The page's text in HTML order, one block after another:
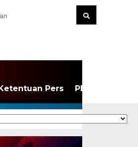
Pers PEDOMAN